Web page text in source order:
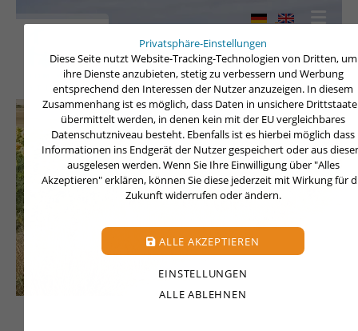
Privatsphäre-Einstellungen
Diese Seite nutzt Website-Tracking-Technologien von Dritten, um
ihre Dienste anzubieten, stetig zu verbessern und Werbung
entsprechend den Interessen der Nutzer anzuzeigen. In diesem
Zusammenhang ist es möglich, dass Daten in unsichere
übermittelt werden, in denen kein mit der EU vergleichbares
Datenschutzniveau besteht. Ebenfalls ist es hierbei möglich dass
Informationen ins Endgerät der Nutzer gespeichert oder aus
ausgelesen werden. Wenn Sie Ihre Einwilligung über "Alles
Akzeptieren" erklären, können Sie diese jederzeit mit Wirkung für
Zukunft widerrufen oder ändern.
ALLE AKZEPTIEREN
EINSTELLUNGEN
ALLE ABLEHNEN